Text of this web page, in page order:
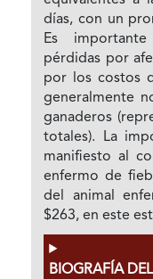
días, con un
Es
pérdidas por
por los costos
generalmente
ganaderos
totales). La
manifiesto al
enfermo de
del animal
$263, en este
BIOGRAFÍA